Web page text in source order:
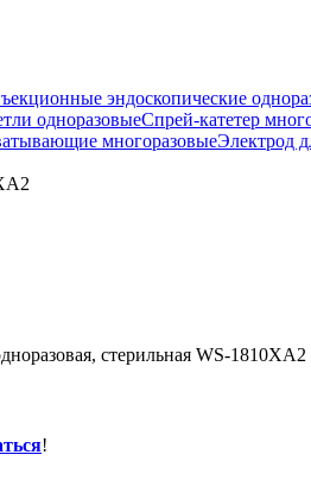
эндоскопические
одноразовыеСпрей-катетер
многоразовыеЭлектрод
стерильная WS-1810XA2
!